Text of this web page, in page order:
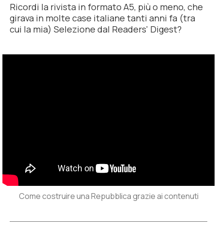
Ricordi la rivista in formato A5, più o meno, che
girava in molte case italiane tanti anni fa (tra
cui la mia) Selezione dal Readers' Digest?
Come costruire una Repubblica grazie ai contenuti